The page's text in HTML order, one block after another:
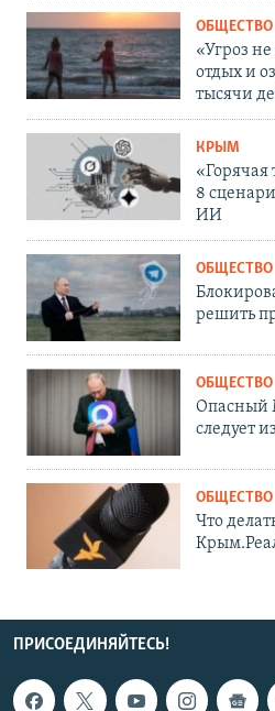
ОБЩЕСТВО
«Угроз
отдых и
тысячи
КРЫМ
«Горячая
8
ИИ
ОБЩЕСТВО
решить
ОБЩЕСТВО
Опасный
следует
ОБЩЕСТВО
Что
ПРИСОЕДИНЯЙТЕСЬ!